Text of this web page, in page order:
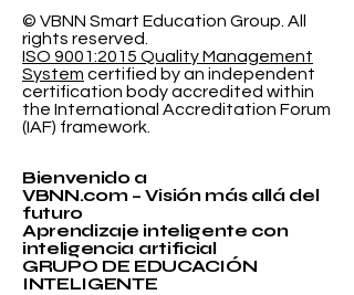
© VBNN Smart Education Group. All
rights reserved.
ISO 9001:2015 Quality Management
System certified by an independent
certification body accredited within
the International Accreditation Forum
(IAF) framework.
Bienvenido a
VBNN.com – Visión más allá del
futuro
Aprendizaje inteligente con
inteligencia artificial
GRUPO DE EDUCACIÓN
INTELIGENTE